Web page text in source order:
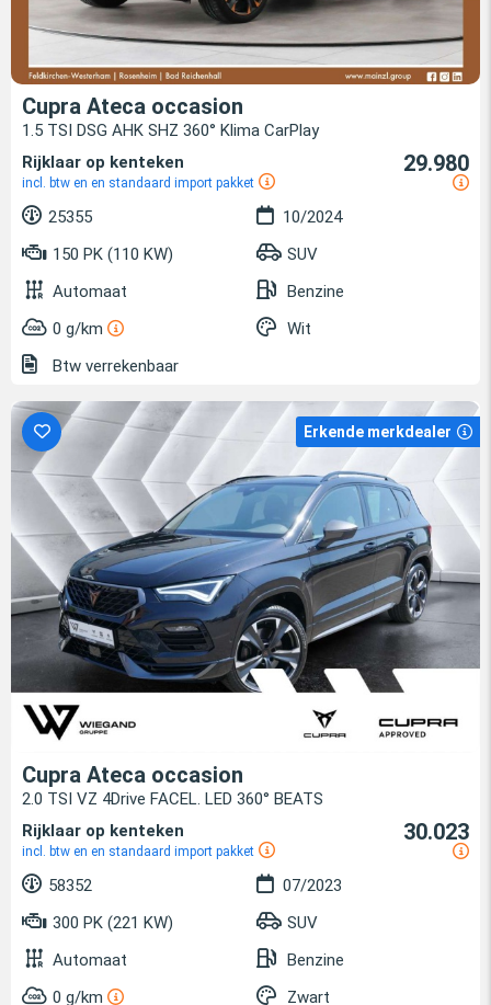
Cupra Ateca occasion
1.5 TSI DSG AHK SHZ 360° Klima CarPlay
Rijklaar op kenteken
incl. btw en en standaard import pakket
29.980
25355
10/2024
150 PK (110 KW)
SUV
Automaat
Benzine
0 g/km
Wit
Btw verrekenbaar
Erkende merkdealer
Cupra Ateca occasion
2.0 TSI VZ 4Drive FACEL. LED 360° BEATS
Rijklaar op kenteken
incl. btw en en standaard import pakket
30.023
58352
07/2023
300 PK (221 KW)
SUV
Automaat
Benzine
0 g/km
Zwart